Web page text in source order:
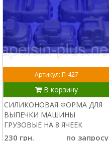
Артикул: П-427
В корзину
СИЛИКОНОВАЯ ФОРМА ДЛЯ
ВЫПЕЧКИ МАШИНЫ
ГРУЗОВЫЕ НА 8 ЯЧЕЕК
230 грн. по запросу